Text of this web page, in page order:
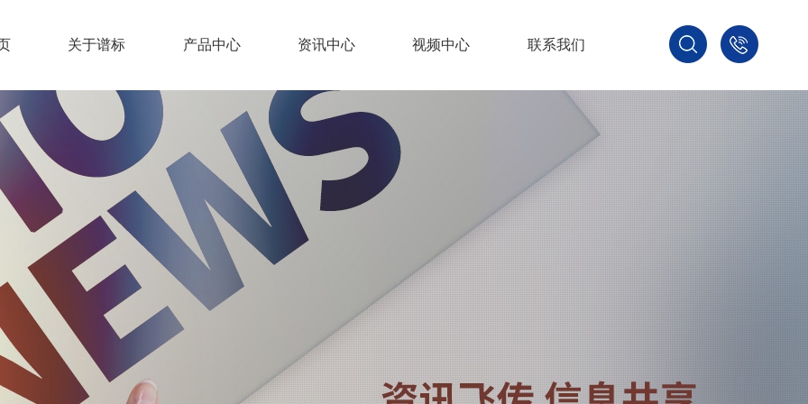
3875
关于谱标 产品中心 资讯中心 视频中心 联系我们